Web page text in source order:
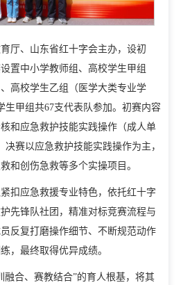
息网
党政机构
厅、山东省红十字会主办，设初
置中小学教师组、高校学生甲组
高校学生乙组（医学大类专业学
生甲组共67支代表队参加。初赛内容
和应急救护技能实践操作（成人单
决赛以应急救护技能实践操作为主，
和创伤急救等多个实操项目。
扣应急救援专业特色，依托红十字
先锋队社团，精准对标竞赛流程与
反复打磨操作细节、不断规范动作
，最终取得优异成绩。
融合、赛教结合”的育人根基，将其